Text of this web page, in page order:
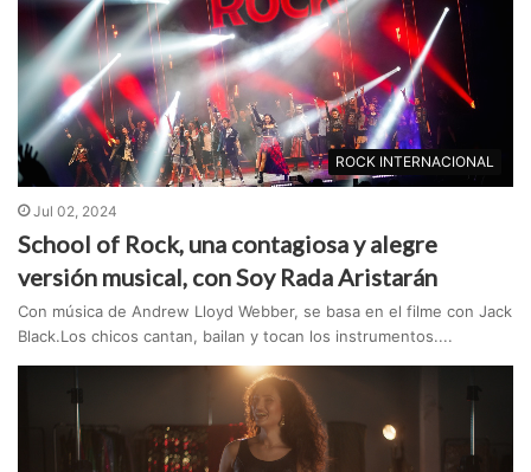
ROCK INTERNACIONAL
Jul 02, 2024
School of Rock, una contagiosa y alegre
versión musical, con Soy Rada Aristarán
Con música de Andrew Lloyd Webber, se basa en el filme con Jack
Black.Los chicos cantan, bailan y tocan los instrumentos....